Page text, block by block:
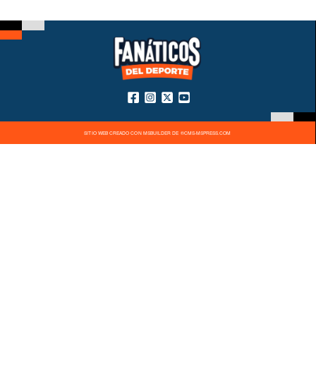
SITIO WEB CREADO CON MSBUILDER DE ®CMS-MSPRESS.COM